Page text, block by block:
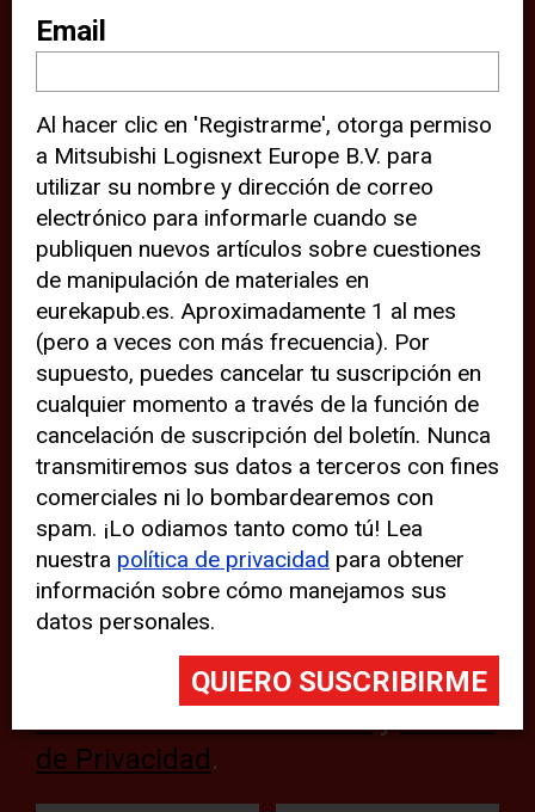
sitio web (por ejemplo, ofreciéndole
información de ubicación). Estas
terceras partes también definen
cookies en su dispositivo y pueden
rastrear su comportamiento en
internet. Al hacer clic en “Aceptar”,
significa que está de acuerdo con el
uso de cookies analíticas y de
terceros para tener una experiencia
óptima en nuestro sitio web. Si
elige “Declinar” el uso de cookies
analíticas y de terceros, evitará que
terceras partes rastreen su
comportamiento en nuestro sitio
web, aunque pueden aparecer
problemas técnicos con el sitio
web. Para obtener más
información, lea nuestra
de Privacidad .
Email
Al hacer clic en 'Registrarme', otorga permiso
a Mitsubishi Logisnext Europe B.V. para
utilizar su nombre y dirección de correo
electrónico para informarle cuando se
publiquen nuevos artículos sobre cuestiones
de manipulación de materiales en
eurekapub.es. Aproximadamente 1 al mes
(pero a veces con más frecuencia). Por
supuesto, puedes cancelar tu suscripción en
cualquier momento a través de la función de
cancelación de suscripción del boletín. Nunca
transmitiremos sus datos a terceros con fines
comerciales ni lo bombardearemos con
spam. ¡Lo odiamos tanto como tú! Lea
nuestra política de privacidad para obtener
información sobre cómo manejamos sus
datos personales.